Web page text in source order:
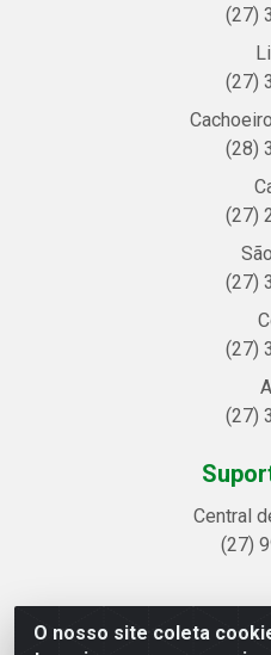
O nosso site coleta
(27)
(27)
(28)
(27)
(27)
(27)
(27)
Central
(27)
Linhavix Distribuidora